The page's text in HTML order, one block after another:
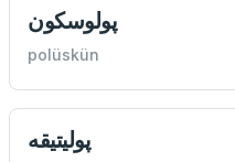
پولوسكون
polüskün
پوليتيقه